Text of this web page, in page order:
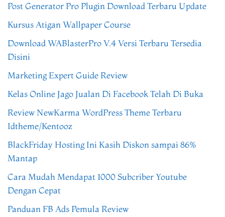
Post Generator Pro Plugin Download Terbaru Update
Kursus Atigan Wallpaper Course
Download WABlasterPro V.4 Versi Terbaru Tersedia
Disini
Marketing Expert Guide Review
Kelas Online Jago Jualan Di Facebook Telah Di Buka
Review NewKarma WordPress Theme Terbaru
Idtheme/Kentooz
BlackFriday Hosting Ini Kasih Diskon sampai 86%
Mantap
Cara Mudah Mendapat 1000 Subcriber Youtube
Dengan Cepat
Panduan FB Ads Pemula Review